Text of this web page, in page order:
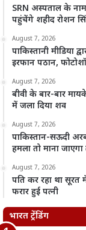
SRN अस्पताल के
पहुंचेंगे शहीद रोशन सिंह
August 7, 2026
पाकिस्तानी मीडिया
इरफान पठान,
August 7, 2026
बीवी के बार-बार
में जला दिया शव
August 7, 2026
पाकिस्तान-सऊदी
हमला तो माना
August 7, 2026
पति कर रहा था
फरार हुई पत्नी
भारत ट्रेंडिंग